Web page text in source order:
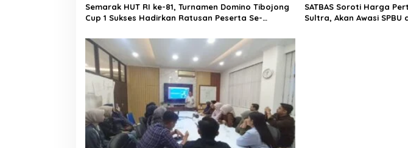
Semarak HUT RI ke-81, Turnamen Domino Tibojong
Cup 1 Sukses Hadirkan Ratusan Peserta Se-
SATBAS Soroti Harga
Sultra, Akan Awasi